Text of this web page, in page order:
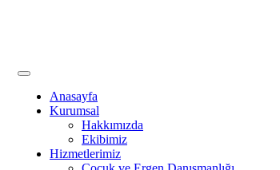
Anasayfa
Kurumsal
Hakkımızda
Ekibimiz
Hizmetlerimiz